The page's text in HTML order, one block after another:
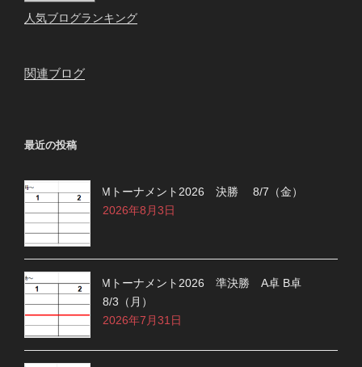
人気ブログランキング
関連ブログ
最近の投稿
Mトーナメント2026 決勝 8/7（金）
2026年8月3日
Mトーナメント2026 準決勝 A卓 B卓
8/3（月）
2026年7月31日